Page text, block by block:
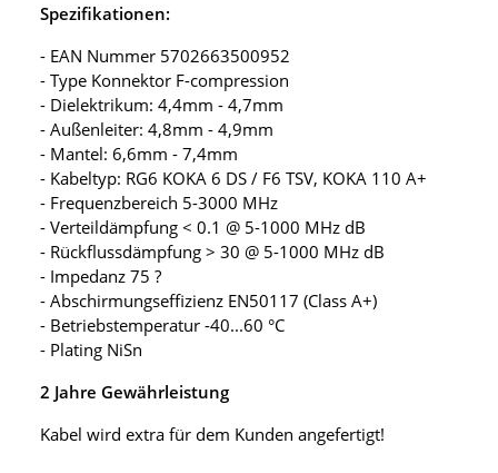
Spezifikationen:
- EAN Nummer 5702663500952
- Type Konnektor F-compression
- Dielektrikum: 4,4mm - 4,7mm
- Außenleiter: 4,8mm - 4,9mm
- Mantel: 6,6mm - 7,4mm
- Kabeltyp: RG6 KOKA 6 DS / F6 TSV, KOKA 110 A+
- Frequenzbereich 5-3000 MHz
- Verteildämpfung < 0.1 @ 5-1000 MHz dB
- Rückflussdämpfung > 30 @ 5-1000 MHz dB
- Impedanz 75 ?
- Abschirmungseffizienz EN50117 (Class A+)
- Betriebstemperatur -40...60 °C
- Plating NiSn
2 Jahre Gewährleistung
Kabel wird extra für dem Kunden angefertigt!